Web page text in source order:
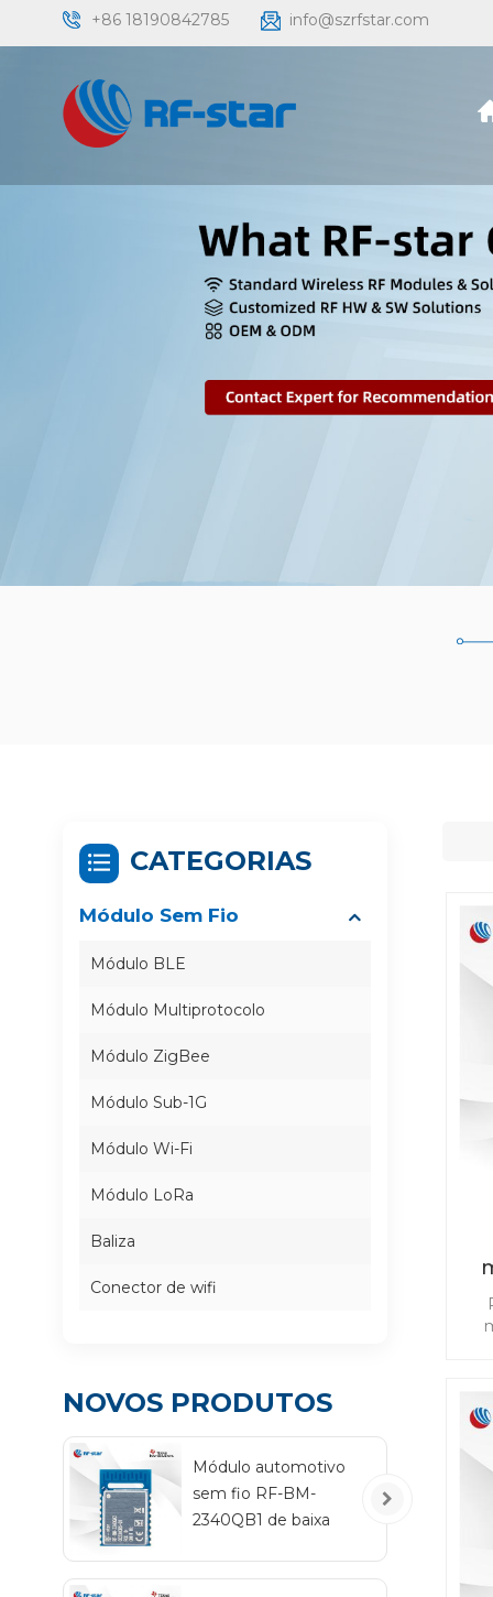
+86 18190842785 info@szrfstar.com
CATEGORIAS
Módulo Sem Fio
Módulo BLE
Módulo Multiprotocolo
Módulo ZigBee
Módulo Sub-1G
Módulo Wi-Fi
Módulo LoRa
Baliza
Conector de wifi
NOVOS PRODUTOS
Módulo automotivo
sem fio RF-BM-
2340QB1 de baixa